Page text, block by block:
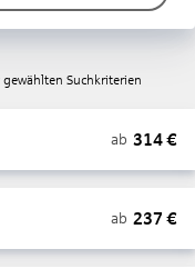
gewählten Suchkriterien
ab 314€
ab 237 €